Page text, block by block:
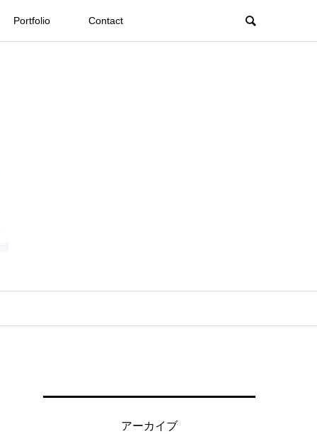
Portfolio Contact
アーカイブ